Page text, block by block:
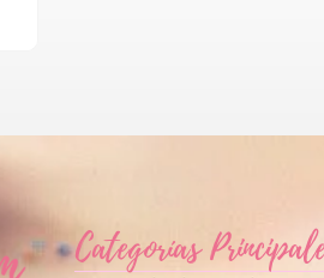
Categorías